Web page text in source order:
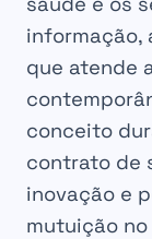
informação,
que atende
conceito
contrato de
inovação e
mutuição